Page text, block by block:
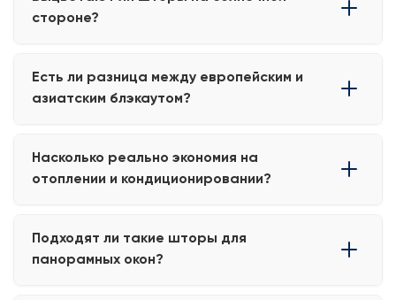
деликатную стирку при 30°С без агрессивного отжима.
Однако модели с металлизированным или термослоем
стороне?
выцветанию и рассчитаны на многолетнюю
эксплуатацию даже при активном солнечном
Есть ли разница между европейским и
азиатским блэкаутом?
по экологичности и пожарной безопасности, имеют
более стабильную плотность и долговечность.
Насколько реально экономия на
отоплении и кондиционировании?
проживания снижение теплопотерь зимой может
достигать 10–25%, а летом уменьшается нагрузка на
Подходят ли такие шторы для
панорамных окон?